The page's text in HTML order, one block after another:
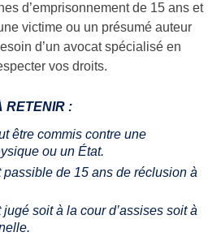
d’emprisonnement de 15 ans et
victime ou un présumé auteur
d’un avocat spécialisé en
vos droits.
RETENIR :
être commis contre une
ou un État.
passible de 15 ans de réclusion à
jugé soit à la cour d’assises soit à